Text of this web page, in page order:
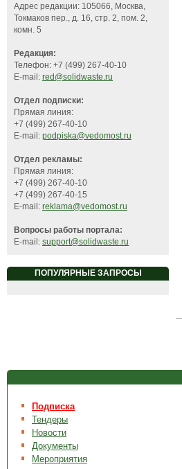
Адрес редакции: 105066, Москва,
Токмаков пер., д. 16, стр. 2, пом. 2,
комн. 5
Редакция:
Телефон: +7 (499) 267-40-10
E-mail: red@solidwaste.ru
Отдел подписки:
Прямая линия:
+7 (499) 267-40-10
E-mail: podpiska@vedomost.ru
Отдел рекламы:
Прямая линия:
+7 (499) 267-40-10
+7 (499) 267-40-15
E-mail: reklama@vedomost.ru
Вопросы работы портала:
E-mail: support@solidwaste.ru
ПОПУЛЯРНЫЕ ЗАПРОСЫ
Подписка
Тендеры
Новости
Документы
Мероприятия